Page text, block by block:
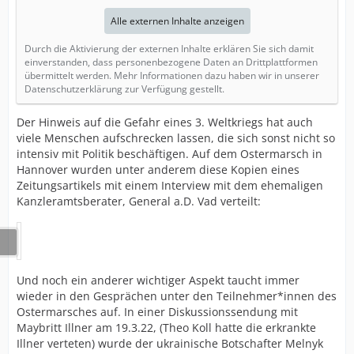
Alle externen Inhalte anzeigen
Durch die Aktivierung der externen Inhalte erklären Sie sich damit
einverstanden, dass personenbezogene Daten an Drittplattformen
übermittelt werden. Mehr Informationen dazu haben wir in unserer
Datenschutzerklärung zur Verfügung gestellt.
Der Hinweis auf die Gefahr eines 3. Weltkriegs hat auch
viele Menschen aufschrecken lassen, die sich sonst nicht so
intensiv mit Politik beschäftigen. Auf dem Ostermarsch in
Hannover wurden unter anderem diese Kopien eines
Zeitungsartikels mit einem Interview mit dem ehemaligen
Kanzleramtsberater, General a.D. Vad verteilt:
Und noch ein anderer wichtiger Aspekt taucht immer
wieder in den Gesprächen unter den Teilnehmer*innen des
Ostermarsches auf. In einer Diskussionssendung mit
Maybritt Illner am 19.3.22, (Theo Koll hatte die erkrankte
Illner verteten) wurde der ukrainische Botschafter Melnyk